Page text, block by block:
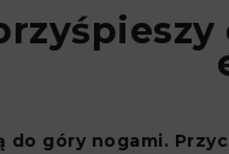
do góry nogami.